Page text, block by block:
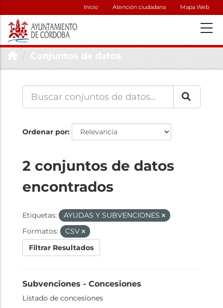
Inicio Atención ciudadana Mapa Web
Conjuntos de datos
Ordenar por
2 conjuntos de datos
encontrados
Etiquetas:
AYUDAS Y SUBVENCIONES
Formatos:
CSV
Filtrar Resultados
Subvenciones - Concesiones
Listado de concesiones